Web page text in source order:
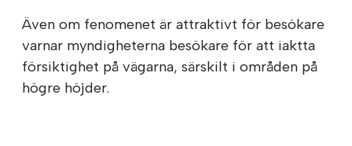
Även om fenomenet är attraktivt för besökare
varnar myndigheterna besökare för att iaktta
försiktighet på vägarna, särskilt i områden på
högre höjder.